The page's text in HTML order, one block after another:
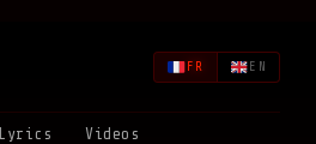
FR EN
Lyrics Videos